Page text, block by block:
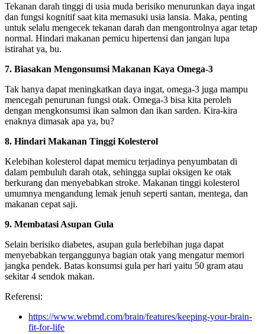
Tekanan darah tinggi di usia muda berisiko menurunkan daya ingat
dan fungsi kognitif saat kita memasuki usia lansia. Maka, penting
untuk selalu mengecek tekanan darah dan mengontrolnya agar tetap
normal. Hindari makanan pemicu hipertensi dan jangan lupa
istirahat ya, bu.
7. Biasakan Mengonsumsi Makanan Kaya Omega-3
Tak hanya dapat meningkatkan daya ingat, omega-3 juga mampu
mencegah penurunan fungsi otak. Omega-3 bisa kita peroleh
dengan mengkonsumsi ikan salmon dan ikan sarden. Kira-kira
enaknya dimasak apa ya, bu?
8. Hindari Makanan Tinggi Kolesterol
Kelebihan kolesterol dapat memicu terjadinya penyumbatan di
dalam pembuluh darah otak, sehingga suplai oksigen ke otak
berkurang dan menyebabkan stroke. Makanan tinggi kolesterol
umumnya mengandung lemak jenuh seperti santan, mentega, dan
makanan cepat saji.
9. Membatasi Asupan Gula
Selain berisiko diabetes, asupan gula berlebihan juga dapat
menyebabkan terganggunya bagian otak yang mengatur memori
jangka pendek. Batas konsumsi gula per hari yaitu 50 gram atau
sekitar 4 sendok makan.
Referensi:
https://www.webmd.com/brain/features/keeping-your-brain-
fit-for-life